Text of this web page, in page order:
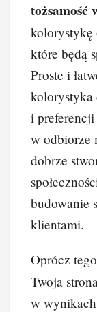
tożsamość
kolorystykę
które będą
Proste i
kolorystyka
i
w odbiorze
dobrze
budowanie
klientami.
Oprócz
Twoja
w